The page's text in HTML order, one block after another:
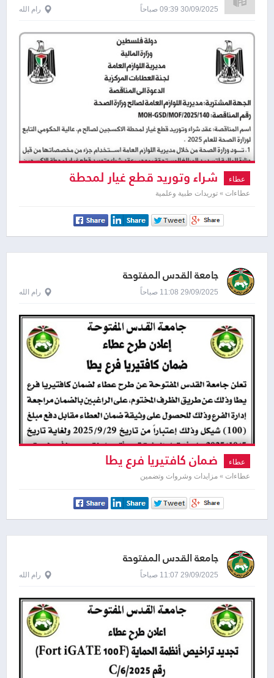
30/09/2025 09:39 صباحاً رام الله
عطاء شراء وتوريد قطع غيار لمحطة
الاكسجين الصالح .م . عالية الحكومي
عطاءات » توريدات طبية وعلمية
جامعة القدس المفتوحة
29/09/2025 11:08 صباحاً رام الله
عطاء ضمان كافتيريا فرع يطا
عطاءات » مزايدات وشروات وتضمين
جامعة القدس المفتوحة
29/09/2025 11:07 صباحاً رام الله